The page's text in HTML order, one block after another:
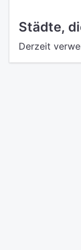
Städte,
Derzeit